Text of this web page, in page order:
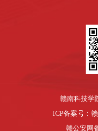
赣南科技学
ICP备案号：
赣公安网